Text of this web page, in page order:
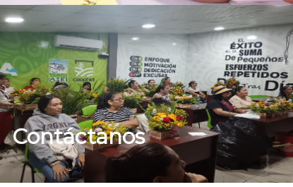
Capacitaciones